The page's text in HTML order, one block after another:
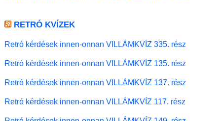
RETRÓ KVÍZEK
Retró kérdések innen-onnan VILLÁMKVÍZ 335. rész
Retró kérdések innen-onnan VILLÁMKVÍZ 135. rész
Retró kérdések innen-onnan VILLÁMKVÍZ 137. rész
Retró kérdések innen-onnan VILLÁMKVÍZ 117. rész